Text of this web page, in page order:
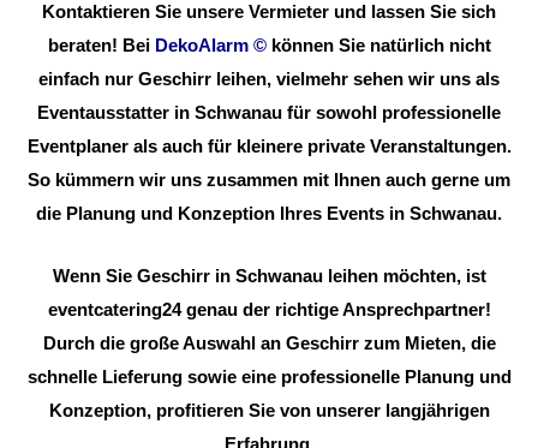
Kontaktieren Sie unsere Vermieter und lassen Sie sich
beraten! Bei DekoAlarm © können Sie natürlich nicht
einfach nur Geschirr leihen, vielmehr sehen wir uns als
Eventausstatter in Schwanau für sowohl professionelle
Eventplaner als auch für kleinere private Veranstaltungen.
So kümmern wir uns zusammen mit Ihnen auch gerne um
die Planung und Konzeption Ihres Events in Schwanau.
Wenn Sie Geschirr in Schwanau leihen möchten, ist
eventcatering24 genau der richtige Ansprechpartner!
Durch die große Auswahl an Geschirr zum Mieten, die
schnelle Lieferung sowie eine professionelle Planung und
Konzeption, profitieren Sie von unserer langjährigen
Erfahrung.